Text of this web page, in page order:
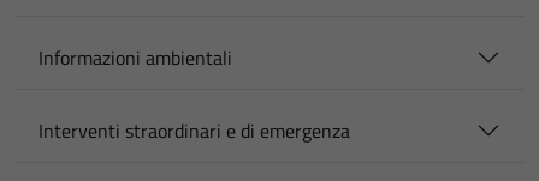
Informazioni ambientali
Interventi straordinari e di emergenza